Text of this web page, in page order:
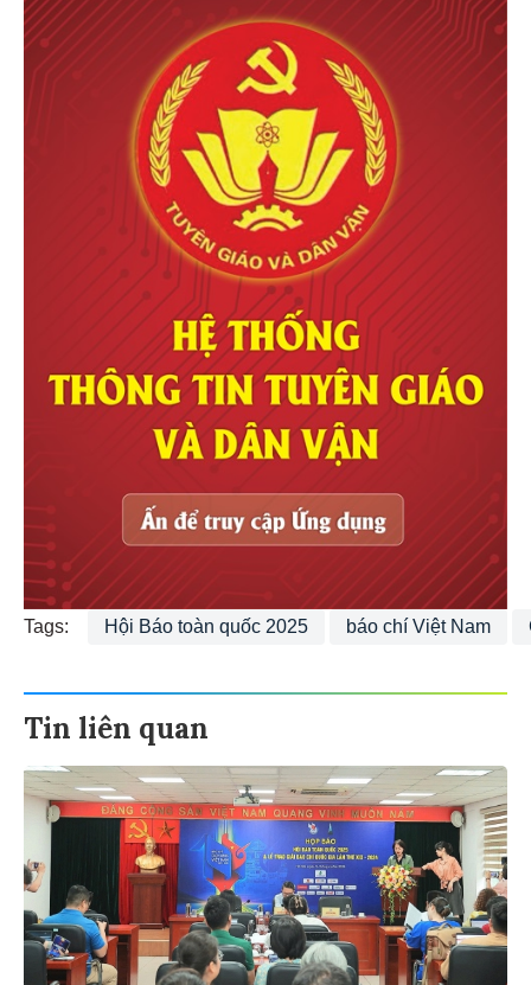
Tags: Hội Báo toàn quốc 2025 báo chí Việt Nam
Tin liên quan